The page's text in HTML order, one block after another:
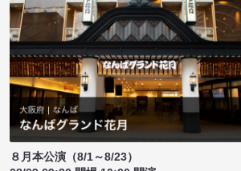
８月本公演（8/1～8/23）